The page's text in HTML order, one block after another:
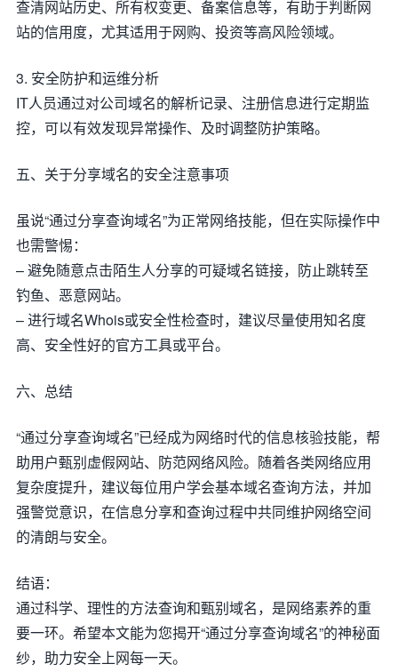
查清网站历史、所有权变更、备案信息等，有助于判断网
站的信用度，尤其适用于网购、投资等高风险领域。
3. 安全防护和运维分析
IT人员通过对公司域名的解析记录、注册信息进行定期监
控，可以有效发现异常操作、及时调整防护策略。
五、关于分享域名的安全注意事项
虽说“通过分享查询域名”为正常网络技能，但在实际操作中
也需警惕：
– 避免随意点击陌生人分享的可疑域名链接，防止跳转至
钓鱼、恶意网站。
– 进行域名Whois或安全性检查时，建议尽量使用知名度
高、安全性好的官方工具或平台。
六、总结
“通过分享查询域名”已经成为网络时代的信息核验技能，帮
助用户甄别虚假网站、防范网络风险。随着各类网络应用
复杂度提升，建议每位用户学会基本域名查询方法，并加
强警觉意识，在信息分享和查询过程中共同维护网络空间
的清朗与安全。
结语：
通过科学、理性的方法查询和甄别域名，是网络素养的重
要一环。希望本文能为您揭开“通过分享查询域名”的神秘面
纱，助力安全上网每一天。